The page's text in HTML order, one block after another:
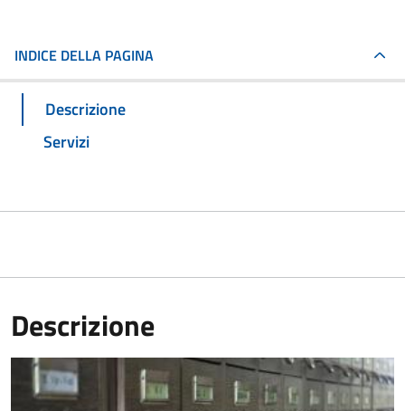
INDICE DELLA PAGINA
Descrizione
Servizi
Descrizione